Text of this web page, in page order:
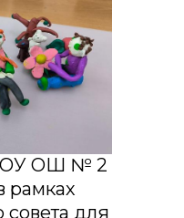
ОШ № 2
рамках
совета для